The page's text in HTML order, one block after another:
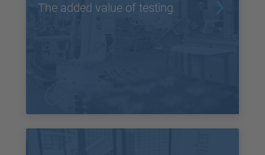
The added value of testing